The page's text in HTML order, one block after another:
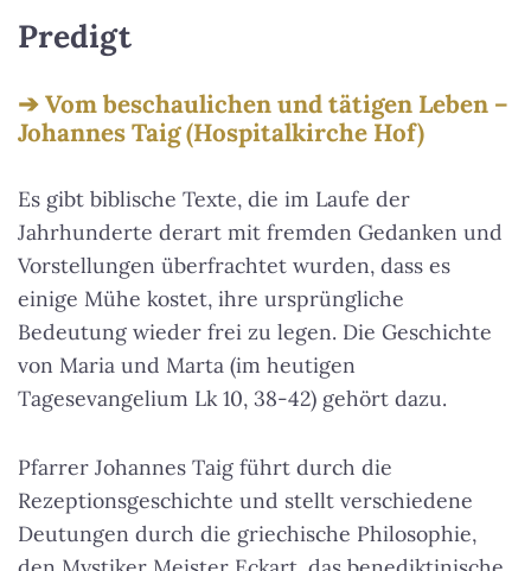
Predigt
Vom beschaulichen und tätigen Leben –
Johannes Taig (Hospitalkirche Hof)
Es gibt biblische Texte, die im Laufe der
Jahrhunderte derart mit fremden Gedanken und
Vorstellungen überfrachtet wurden, dass es
einige Mühe kostet, ihre ursprüngliche
Bedeutung wieder frei zu legen. Die Geschichte
von Maria und Marta (im heutigen
Tagesevangelium Lk 10, 38-42) gehört dazu.
Pfarrer Johannes Taig führt durch die
Rezeptionsgeschichte und stellt verschiedene
Deutungen durch die griechische Philosophie,